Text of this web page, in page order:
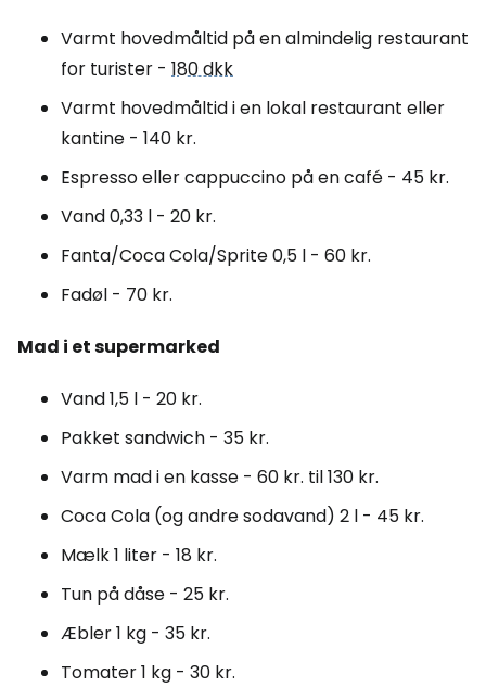
Varmt hovedmåltid på en almindelig restaurant
for turister - 180 dkk
Varmt hovedmåltid i en lokal restaurant eller
kantine - 140 kr.
Espresso eller cappuccino på en café - 45 kr.
Vand 0,33 l - 20 kr.
Fanta/Coca Cola/Sprite 0,5 l - 60 kr.
Fadøl - 70 kr.
Mad i et supermarked
Vand 1,5 l - 20 kr.
Pakket sandwich - 35 kr.
Varm mad i en kasse - 60 kr. til 130 kr.
Coca Cola (og andre sodavand) 2 l - 45 kr.
Mælk 1 liter - 18 kr.
Tun på dåse - 25 kr.
Æbler 1 kg - 35 kr.
Tomater 1 kg - 30 kr.